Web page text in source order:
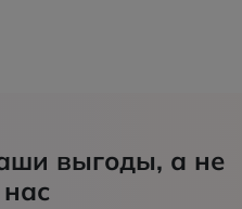
выгоды, а не